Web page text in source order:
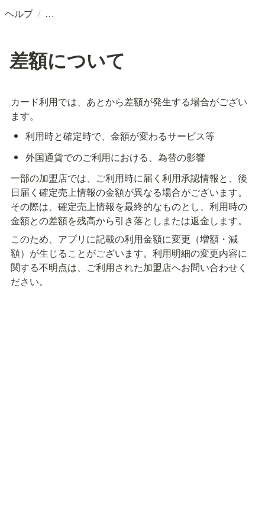
ヘルプ /
差額について
カード利用では、あとから差額が発生する場合がござい
ます。
利用時と確定時で、金額が変わるサービス等
外国通貨でのご利用における、為替の影響
一部の加盟店では、ご利用時に届く利用承認情報と、後
日届く確定売上情報の金額が異なる場合がございます。
その際は、確定売上情報を最終的なものとし、利用時の
金額との差額を残高から引き落としまたは返金します。
このため、アプリに記載の利用金額に変更（増額・減
額）が生じることがございます。利用明細の変更内容に
関する不明点は、ご利用された加盟店へお問い合わせく
ださい。